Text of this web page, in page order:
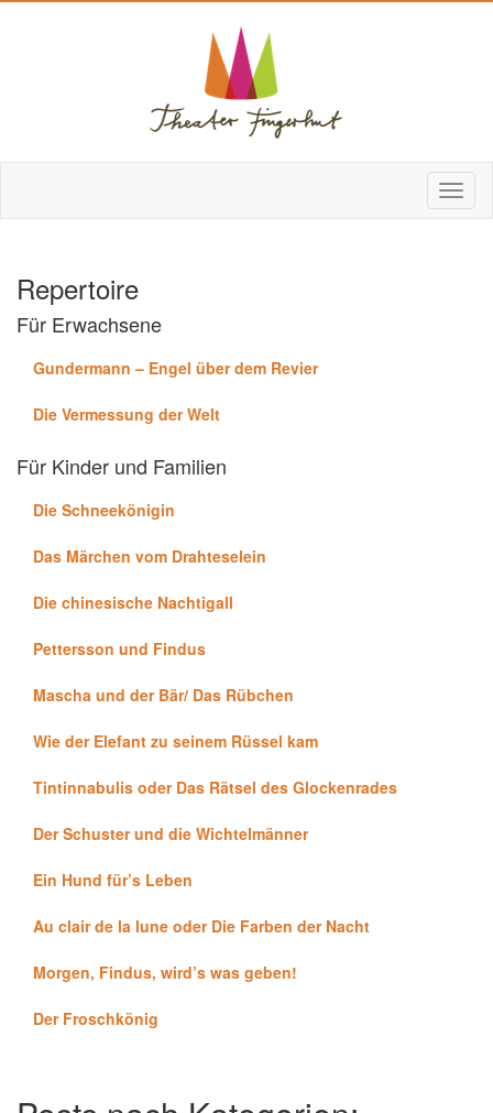
Repertoire
Für Erwachsene
Gundermann – Engel über dem Revier
Die Vermessung der Welt
Für Kinder und Familien
Die Schneekönigin
Das Märchen vom Drahteselein
Die chinesische Nachtigall
Pettersson und Findus
Mascha und der Bär/ Das Rübchen
Wie der Elefant zu seinem Rüssel kam
Tintinnabulis oder Das Rätsel des Glockenrades
Der Schuster und die Wichtelmänner
Ein Hund für’s Leben
Au clair de la lune oder Die Farben der Nacht
Morgen, Findus, wird’s was geben!
Der Froschkönig